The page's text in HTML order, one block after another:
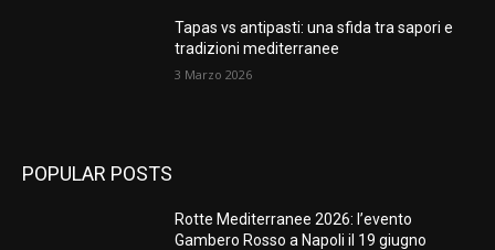
Tapas vs antipasti: una sfida tra sapori e
tradizioni mediterranee
3 Marzo 2026
POPULAR POSTS
Rotte Mediterranee 2026: l’evento
Gambero Rosso a Napoli il 19 giugno